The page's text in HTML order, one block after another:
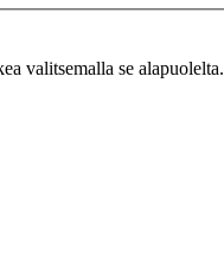
valitsemalla se alapuolelta.